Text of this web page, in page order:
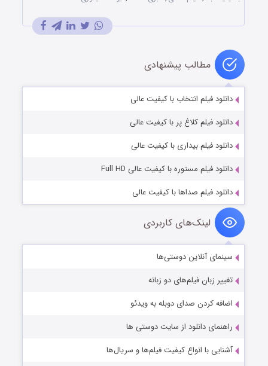
مطالب پیشنهادی
دانلود فیلم انتخاب با کیفیت عالی
دانلود فیلم کلاغ پر با کیفیت عالی
دانلود فیلم بیداری با کیفیت عالی
دانلود فیلم مستوره با کیفیت عالی Full HD
دانلود فیلم صداها با کیفیت عالی
لینک‌های کاربردی
سینمای آنلاین دوستی‌ها
تغییر زبان فیلم‌های دو زبانه
اضافه کردن صدای دوبله به ویدئو
راهنمای دانلود از سایت دوستی ها
آشنایی با انواع کیفیت فیلم‌ها و سریال‌ها